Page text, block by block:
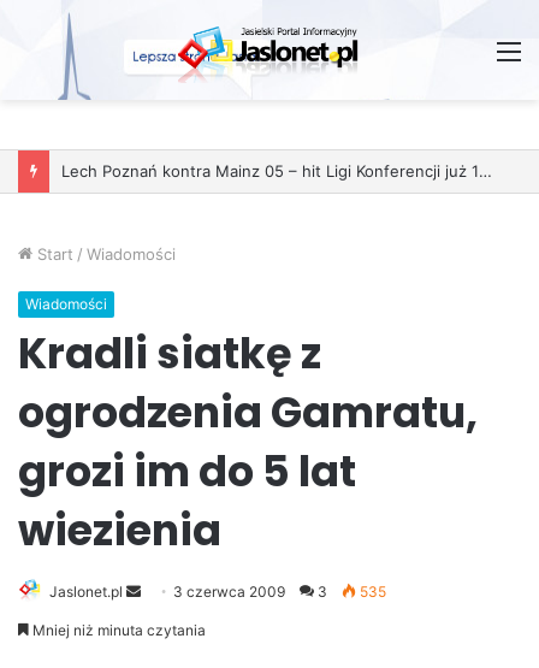
Start / Wiadomości
Wiadomości
Kradli siatkę z
ogrodzenia Gamratu,
grozi im do 5 lat
wiezienia
Jaslonet.pl 3 czerwca 2009 3 535
Mniej niż minuta czytania